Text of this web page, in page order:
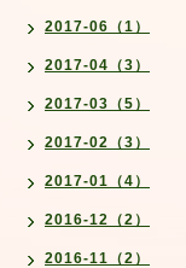
2017-06（1）
2017-04（3）
2017-03（5）
2017-02（3）
2017-01（4）
2016-12（2）
2016-11（2）